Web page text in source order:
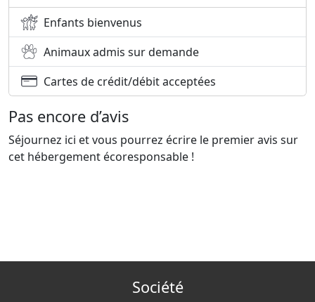
Enfants bienvenus
Animaux admis sur demande
Cartes de crédit/débit acceptées
Pas encore d’avis
Séjournez ici et vous pourrez écrire le premier avis sur
cet hébergement écoresponsable !
Société